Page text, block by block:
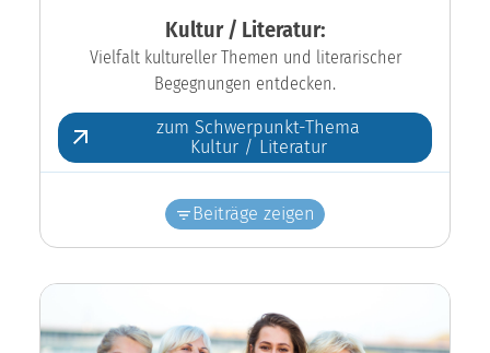
Kultur / Literatur:
Vielfalt kultureller Themen und literarischer
Begegnungen entdecken.
zum Schwerpunkt-Thema
Kultur / Literatur
Beiträge zeigen